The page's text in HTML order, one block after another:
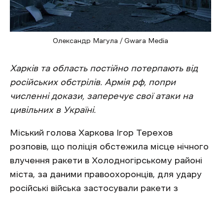
Олександр Магула / Gwara Media
Харків та область постійно потерпають від
російських обстрілів. Армія рф, попри
численні докази, заперечує свої атаки на
цивільних в Україні.
Міський голова Харкова Ігор Терехов
розповів, що поліція обстежила місце нічного
влучення ракети в Холодногірському районі
міста, за даними правоохоронців, для удару
російські війська застосували ракети з